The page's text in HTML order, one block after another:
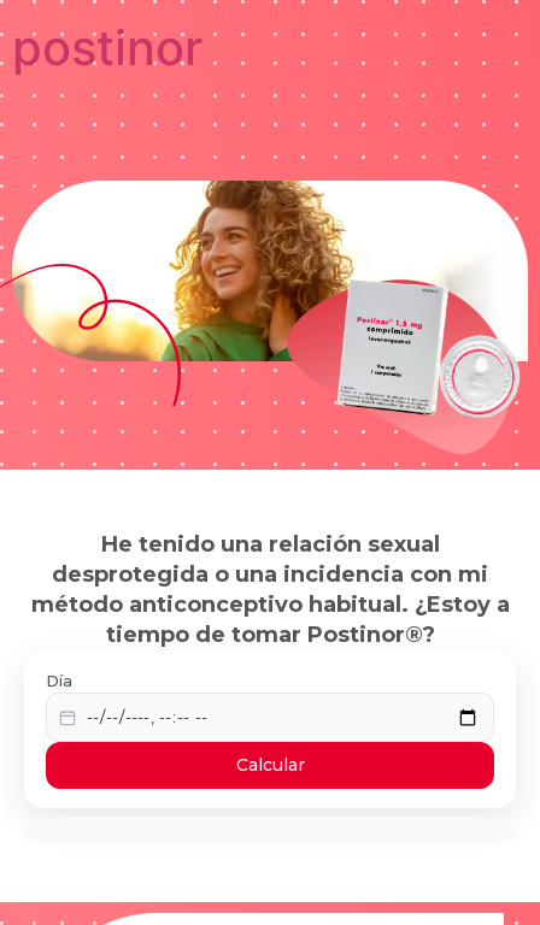
postinor
He tenido una relación sexual
desprotegida o una incidencia con mi
método anticonceptivo habitual. ¿Estoy a
tiempo de tomar Postinor®?
Día
Calcular